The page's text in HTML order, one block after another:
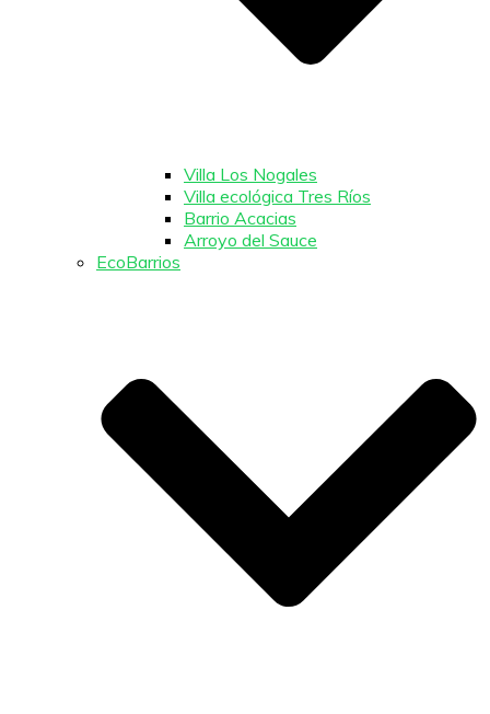
Villa Los Nogales
Villa ecológica Tres Ríos
Barrio Acacias
Arroyo del Sauce
EcoBarrios